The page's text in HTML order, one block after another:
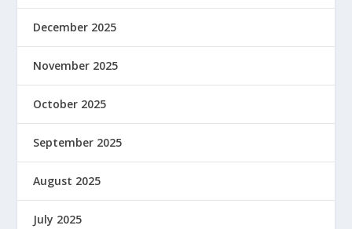
December 2025
November 2025
October 2025
September 2025
August 2025
July 2025